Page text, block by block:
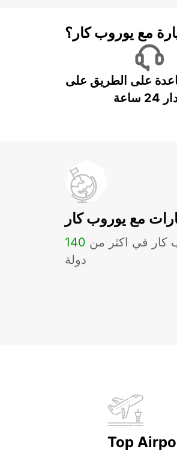
مع يوروب كار؟
على الطريق على
ساعة
مع يوروب كار
كار في اكثر من 140
دولة
Top